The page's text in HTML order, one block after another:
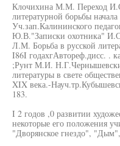
Клочихина М.М. Переход
литературной борьбы
Уч.зап.Калининского
Ю.В."Записки охотника"
Л.М. Борьба в русской
I86I годахгАвтореф.дисс. .
;Рунт М.И.
литературы в свете
XIX века.-
183.
I 2 годов ,0 развитии
некоторые его положения
"Дворянское гнездо",